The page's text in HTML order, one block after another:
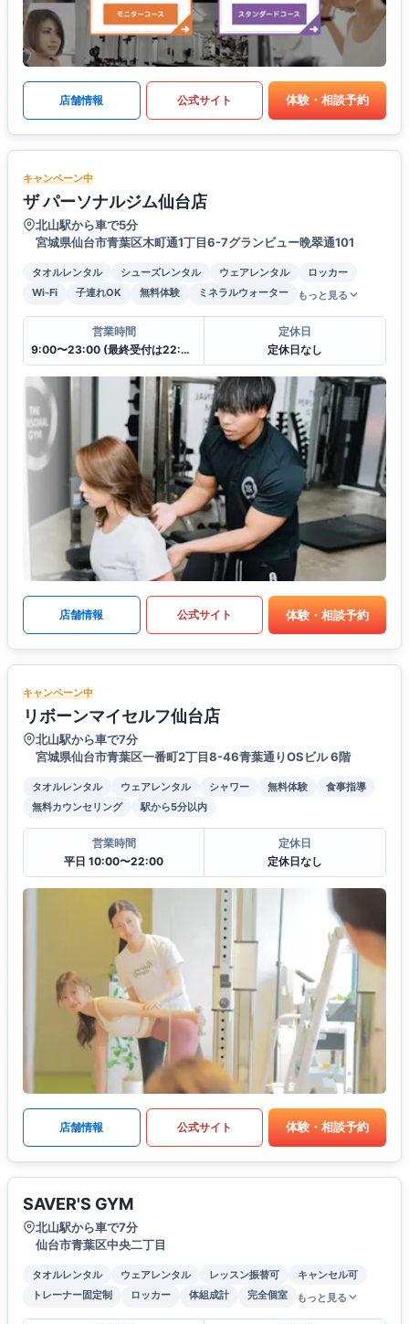
店舗情報 公式サイト 体験・相談予約
キャンペーン中
ザ パーソナルジム仙台店
北山駅から車で5分
宮城県仙台市青葉区木町通1丁目6-7グランビュー晩翠通101
タオルレンタル シューズレンタル ウェアレンタル
ロッカー
Wi-Fi
子連れOK 無料体験 ミネラルウォーター もっと見る
営業時間
9:00〜23:00 (最終受付は22:00)
定休日
定休日なし
店舗情報 公式サイト 体験・相談予約
キャンペーン中
リボーンマイセルフ仙台店
北山駅から車で7分
宮城県仙台市青葉区一番町2丁目8-46青葉通りOSビル 6階
タオルレンタル ウェアレンタル シャワー 無料体験
食事指導
無料カウンセリング
駅から5分以内
営業時間
平日 10:00〜22:00
定休日
定休日なし
店舗情報 公式サイト 体験・相談予約
SAVER'S GYM
北山駅から車で7分
仙台市青葉区中央二丁目
タオルレンタル ウェアレンタル レッスン振替可
キャンセル可
トレーナー固定制
ロッカー 体組成計 完全個室 もっと見る